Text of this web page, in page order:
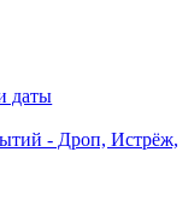
даты
- Дроп, Истрёж,